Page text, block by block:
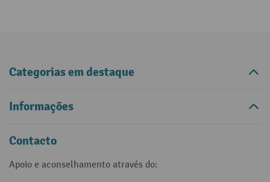
Categorias em destaque
Informações
Contacto
Apoio e aconselhamento através do: